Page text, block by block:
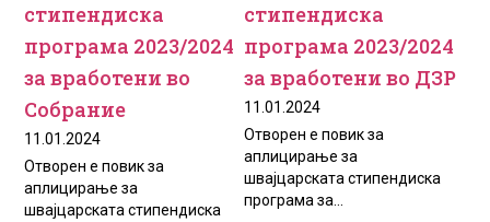
стипендиска
програма 2023/2024
за вработени во
Собрание
11.01.2024
Отворен е повик за
аплицирање за
швајцарската стипендиска
стипендиска
програма 2023/2024
за вработени во ДЗР
11.01.2024
Отворен е повик за
аплицирање за
швајцарската стипендиска
програма за...